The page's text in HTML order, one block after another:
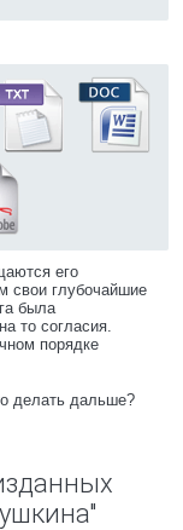
его
свои глубочайшие
была
то согласия.
порядке
делать дальше?